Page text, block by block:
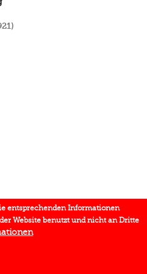
entsprechenden Informationen
Website benutzt und nicht an Dritte